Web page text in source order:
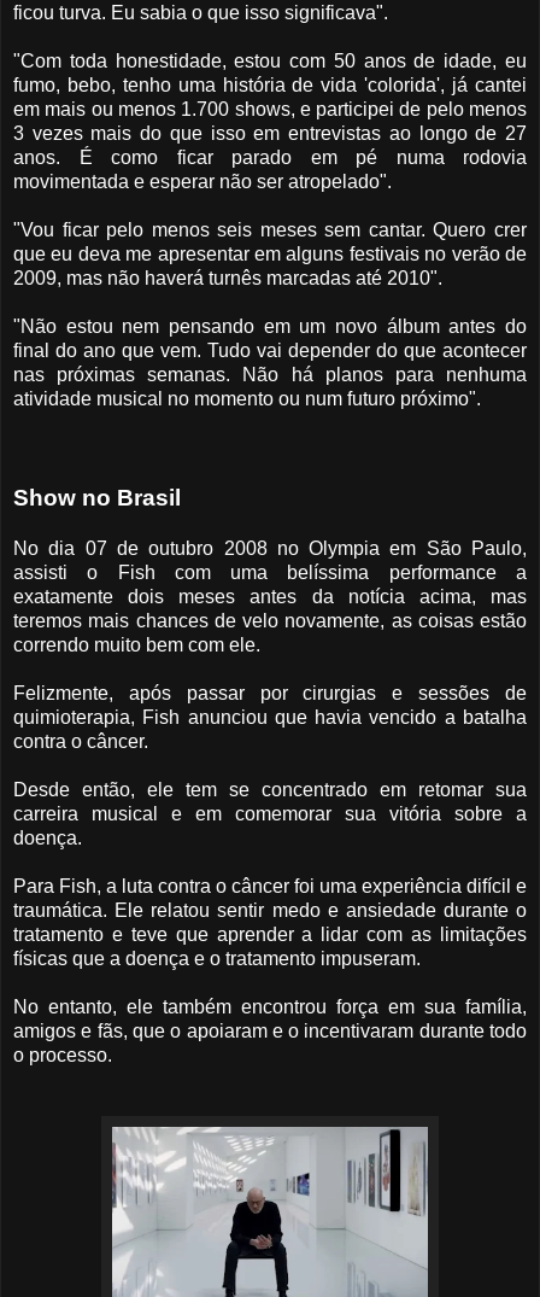
ficou turva. Eu sabia o que isso significava".
"Com toda honestidade, estou com 50 anos de idade, eu
fumo, bebo, tenho uma história de vida 'colorida', já cantei
em mais ou menos 1.700 shows, e participei de pelo menos
3 vezes mais do que isso em entrevistas ao longo de 27
anos. É como ficar parado em pé numa rodovia
movimentada e esperar não ser atropelado".
"Vou ficar pelo menos seis meses sem cantar. Quero crer
que eu deva me apresentar em alguns festivais no verão de
2009, mas não haverá turnês marcadas até 2010".
"Não estou nem pensando em um novo álbum antes do
final do ano que vem. Tudo vai depender do que acontecer
nas próximas semanas. Não há planos para nenhuma
atividade musical no momento ou num futuro próximo".
Show no Brasil
No dia 07 de outubro 2008 no Olympia em São Paulo,
assisti o Fish com uma belíssima performance a
exatamente dois meses antes da notícia acima, mas
teremos mais chances de velo novamente, as coisas estão
correndo muito bem com ele.
Felizmente, após passar por cirurgias e sessões de
quimioterapia, Fish anunciou que havia vencido a batalha
contra o câncer.
Desde então, ele tem se concentrado em retomar sua
carreira musical e em comemorar sua vitória sobre a
doença.
Para Fish, a luta contra o câncer foi uma experiência difícil e
traumática. Ele relatou sentir medo e ansiedade durante o
tratamento e teve que aprender a lidar com as limitações
físicas que a doença e o tratamento impuseram.
No entanto, ele também encontrou força em sua família,
amigos e fãs, que o apoiaram e o incentivaram durante todo
o processo.